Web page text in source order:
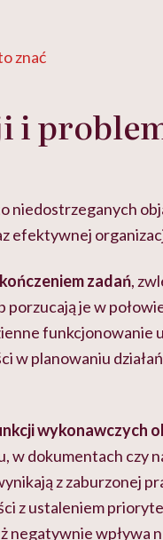
znać
i
niedostrzeganych
efektywnej
zadań,
porzucają je w
funkcjonowanie
w planowaniu
wykonawczych
w dokumentach czy
z zaburzonej
z ustaleniem
negatywnie wpływa